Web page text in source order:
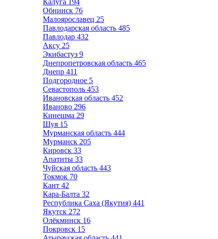
Калуга 194
Обнинск 76
Малоярославец 25
Павлодарская область 485
Павлодар 432
Аксу 25
Экибастуз 9
Днепропетровская область 465
Днепр 411
Подгородное 5
Севастополь 453
Ивановская область 452
Иваново 296
Кинешма 29
Шуя 15
Мурманская область 444
Мурманск 205
Кировск 33
Апатиты 33
Чуйская область 443
Токмок 70
Кант 42
Кара-Балта 32
Республика Саха (Якутия) 441
Якутск 272
Олёкминск 16
Покровск 15